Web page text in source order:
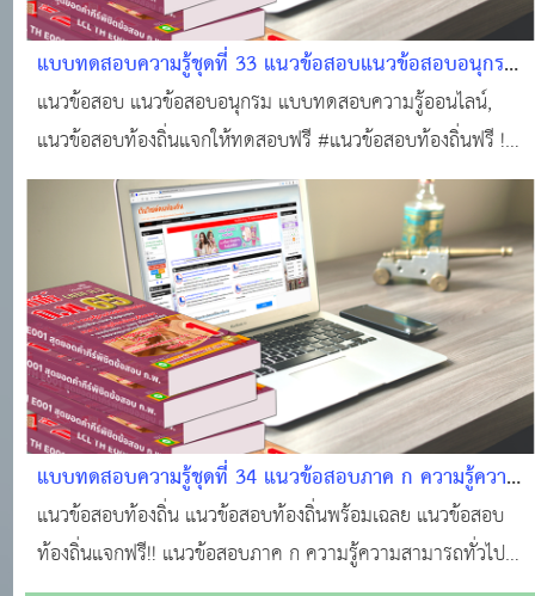
แบบทดสอบความรู้ชุดที่ 33 แนวข้อสอบแนวข้อสอบอนุกรม
#แนวข้อสอบออนไลน์
แนวข้อสอบ แนวข้อสอบอนุกรม แบบทดสอบความรู้ออนไลน์,
แนวข้อสอบท้องถิ่นแจกให้ทดสอบฟรี #แนวข้อสอบท้องถิ่นฟรี !
#ทำแบบทดสอบฟรี!!! #ข้อสอบท้องถิ่นฟรี !!! #สอบบรรจุท้องถิ่น
#แหล่งเรียนรู้ของคนท้องถิ่น #ติวสอบออนไลน์ #แนวข้อสอบ
แบบทดสอบความรู้ชุดที่ 34 แนวข้อสอบภาค ก ความรู้ความ
สามารถทั่วไป #แนวข้อสอบออนไลน์
แนวข้อสอบท้องถิ่น แนวข้อสอบท้องถิ่นพร้อมเฉลย แนวข้อสอบ
ท้องถิ่นแจกฟรี!! แนวข้อสอบภาค ก ความรู้ความสามารถทั่วไป